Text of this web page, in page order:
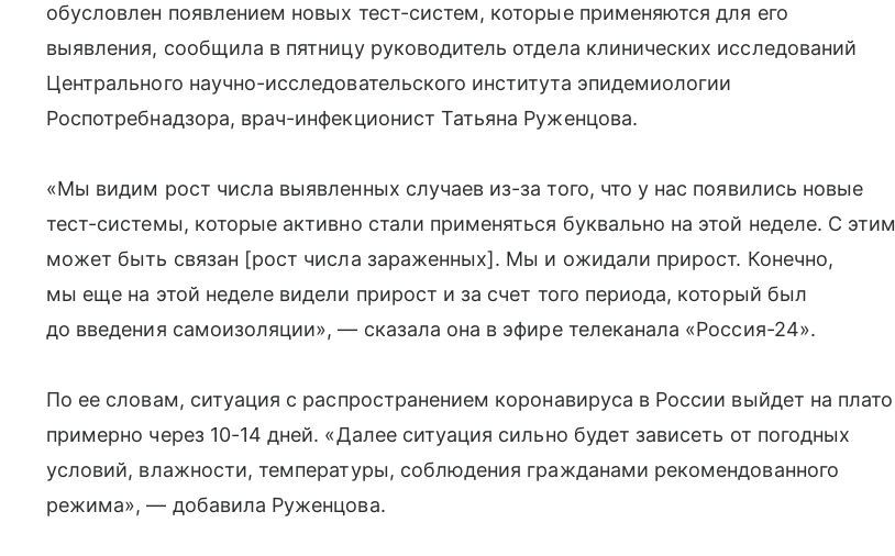
обусловлен появлением новых тест-систем, которые применяются для его
выявления, сообщила в пятницу руководитель отдела клинических исследований
Центрального научно-исследовательского института эпидемиологии
Роспотребнадзора, врач-инфекционист Татьяна Руженцова.
«Мы видим рост числа выявленных случаев из-за того, что у нас появились новые
тест-системы, которые активно стали применяться буквально на этой неделе. С этим
может быть связан [рост числа зараженных]. Мы и ожидали прирост. Конечно,
мы еще на этой неделе видели прирост и за счет того периода, который был
до введения самоизоляции», — сказала она в эфире телеканала «Россия-24».
По ее словам, ситуация с распространением коронавируса в России выйдет на плато
примерно через 10-14 дней. «Далее ситуация сильно будет зависеть от погодных
условий, влажности, температуры, соблюдения гражданами рекомендованного
режима», — добавила Руженцова.